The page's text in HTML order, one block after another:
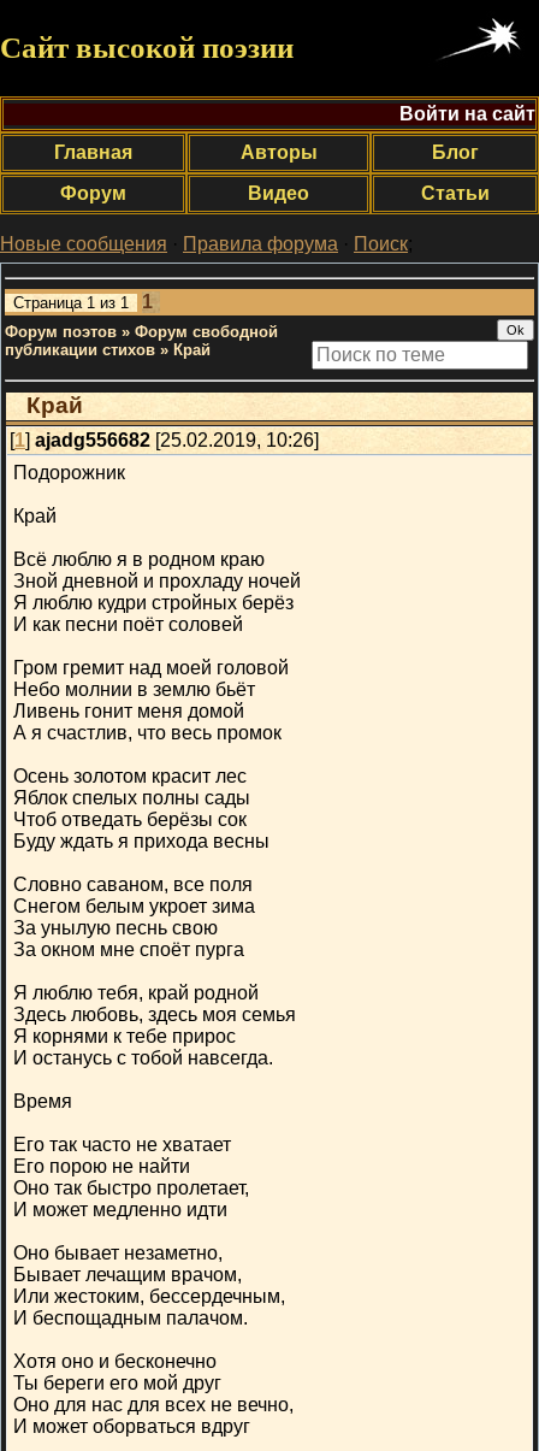
Сайт высокой поэзии
Войти на сайт
Главная
Авторы
Блог
Форум
Видео Статьи
Новые сообщения · Правила форума · Поиск;
Страница 1 из 1 1
Форум поэтов » Форум свободной
публикации стихов » Край
Край
[1] ajadg556682 [25.02.2019, 10:26]
Подорожник
Край
Всё люблю я в родном краю
Зной дневной и прохладу ночей
Я люблю кудри стройных берёз
И как песни поёт соловей
Гром гремит над моей головой
Небо молнии в землю бьёт
Ливень гонит меня домой
А я счастлив, что весь промок
Осень золотом красит лес
Яблок спелых полны сады
Чтоб отведать берёзы сок
Буду ждать я прихода весны
Словно саваном, все поля
Снегом белым укроет зима
За унылую песнь свою
За окном мне споёт пурга
Я люблю тебя, край родной
Здесь любовь, здесь моя семья
Я корнями к тебе прирос
И останусь с тобой навсегда.
Время
Его так часто не хватает
Его порою не найти
Оно так быстро пролетает,
И может медленно идти
Оно бывает незаметно,
Бывает лечащим врачом,
Или жестоким, бессердечным,
И беспощадным палачом.
Хотя оно и бесконечно
Ты береги его мой друг
Оно для нас для всех не вечно,
И может оборваться вдруг